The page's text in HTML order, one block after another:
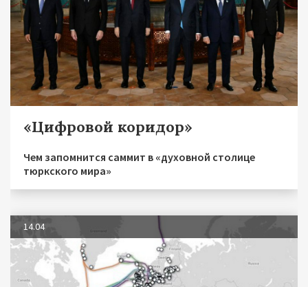
«Цифровой коридор»
Чем запомнится саммит в «духовной столице
тюркского мира»
14.04